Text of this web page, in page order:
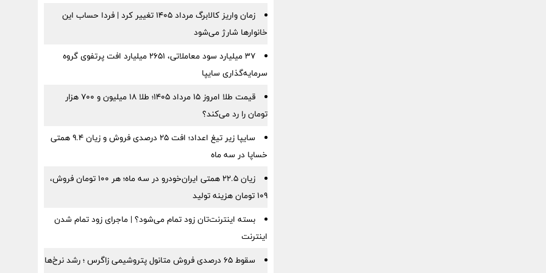
زمان واریز کالابرگ مرداد ۱۴۰۵ تغییر کرد | فردا حساب این
خانوارها شارژ می‌شود
۳۷ میلیارد سود معاملاتی، ۲۶۵۱ میلیارد افت پرتفوی گروه
سرمایه‌گذاری سایپا
قیمت طلا امروز ۱۵ مرداد ۱۴۰۵؛ طلا ۱۸ میلیون و ۷۰۰ هزار
تومان را رد می‌کند؟
سایپا زیر تیغ اعداد؛ افت ۲۵ درصدی فروش و زیان ۹.۴ همتی
خساپا در سه ماه
زیان ۲۲.۵ همتی ایران‌خودرو در سه ماه؛ هر ۱۰۰ تومان فروش،
۱۰۹ تومان هزینه تولید
بسته اینترنت‌تان زود تمام می‌شود؟ | ماجرای زود تمام شدن
اینترنت
سقوط ۶۵ درصدی فروش متانول پتروشیمی زاگرس ؛ رشد نرخ‌ها